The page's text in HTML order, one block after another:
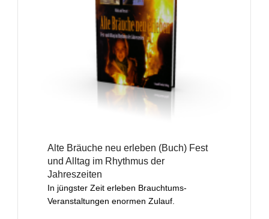
Alte Bräuche neu erleben (Buch) Fest
und Alltag im Rhythmus der
Jahreszeiten
In jüngster Zeit erleben Brauchtums-
Veranstaltungen enormen Zulauf.